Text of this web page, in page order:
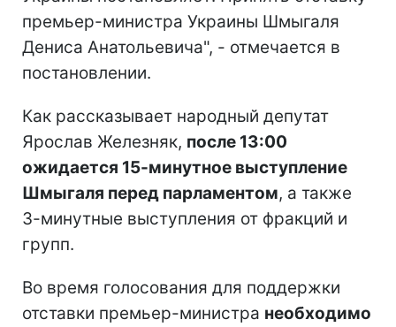
премьер-министра Украины Шмыгаля
Дениса Анатольевича", - отмечается в
постановлении.
Как рассказывает народный депутат
Ярослав Железняк, после 13:00
ожидается 15-минутное выступление
Шмыгаля перед парламентом, а также
3-минутные выступления от фракций и
групп.
Во время голосования для поддержки
отставки премьер-министра необходимо